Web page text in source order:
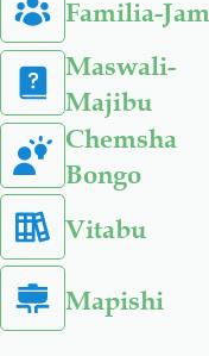
Familia-
Maswali-
Majibu
Chemsha
Bongo
Vitabu
Mapishi